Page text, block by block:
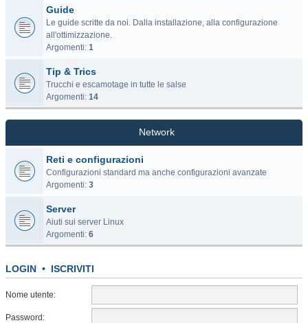
Guide
Le guide scritte da noi. Dalla installazione, alla configurazione
all'ottimizzazione.
Argomenti: 1
Tip & Trics
Trucchi e escamotage in tutte le salse
Argomenti: 14
Network
Reti e configurazioni
Configurazioni standard ma anche configurazioni avanzate
Argomenti: 3
Server
Aiuti sui server Linux
Argomenti: 6
LOGIN • ISCRIVITI
Nome utente:
Password: